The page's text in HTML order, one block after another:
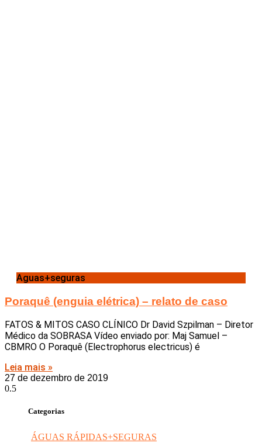
Aguas+seguras
Poraquê (enguia elétrica) – relato de caso
FATOS & MITOS CASO CLÍNICO Dr David Szpilman – Diretor
Médico da SOBRASA Vídeo enviado por: Maj Samuel –
CBMRO O Poraquê (Electrophorus electricus) é
Leia mais »
27 de dezembro de 2019
Categorias
ÁGUAS RÁPIDAS+SEGURAS